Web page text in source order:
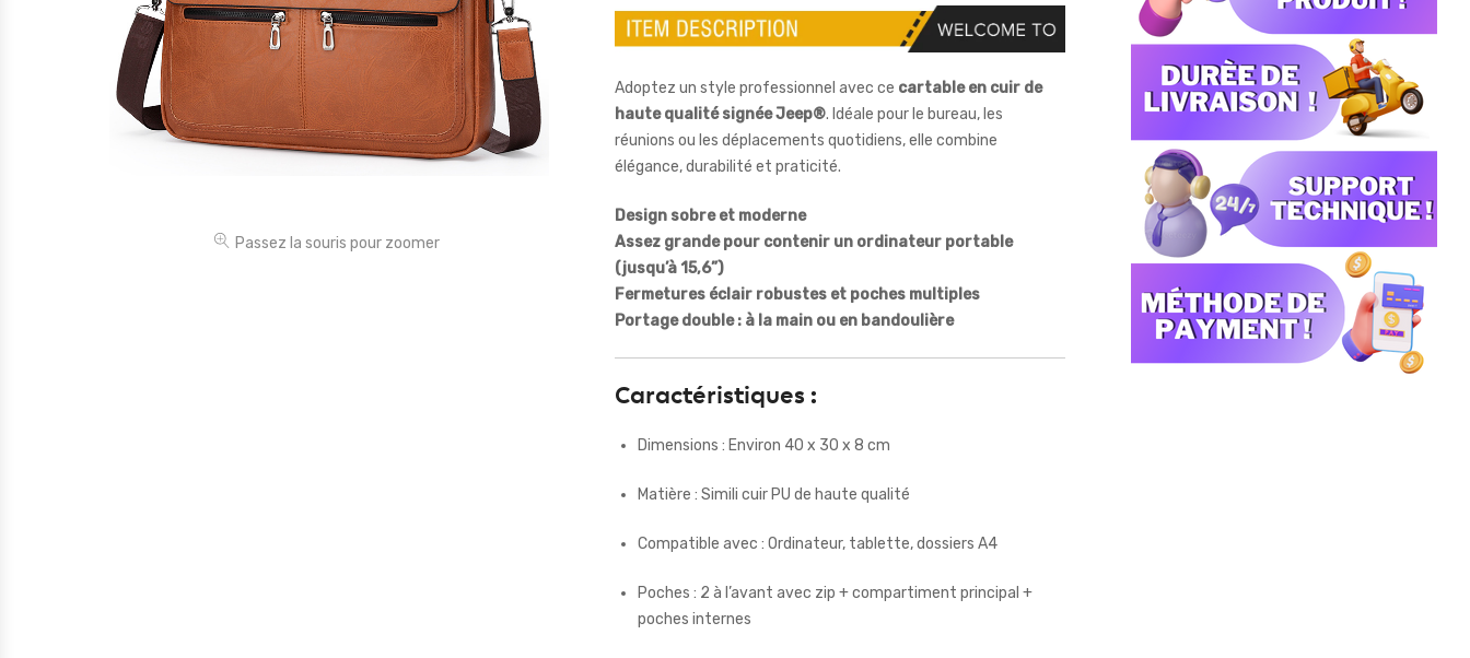
Électronique
Maison
Maternité
Passez la souris pour zoomer
Adoptez un style professionnel avec ce cartable en cuir de
haute qualité signée Jeep®. Idéale pour le bureau, les
réunions ou les déplacements quotidiens, elle combine
élégance, durabilité et praticité.
Design sobre et moderne
Assez grande pour contenir un ordinateur portable
(jusqu’à 15,6”)
Fermetures éclair robustes et poches multiples
Portage double : à la main ou en bandoulière
Caractéristiques :
Dimensions : Environ 40 x 30 x 8 cm
Matière : Simili cuir PU de haute qualité
Compatible avec : Ordinateur, tablette, dossiers A4
Poches : 2 à l’avant avec zip + compartiment principal +
poches internes